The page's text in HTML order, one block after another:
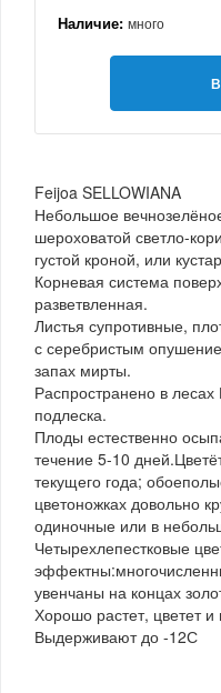
Наличие: много
Feijoa SELLOWIANA
Небольшое
шероховатой светло-
густой кроной, или
Корневая система
разветвленная.
Листья супротивные,
с серебристым
запах мирты.
Распространено в
подлеска.
Плоды естественно
течение 5-10
текущего года;
цветоножках довольно
одиночные или в
Четырехлепестковые
увенчаны на концах
Хорошо растет, цветет
Выдерживают до -12С